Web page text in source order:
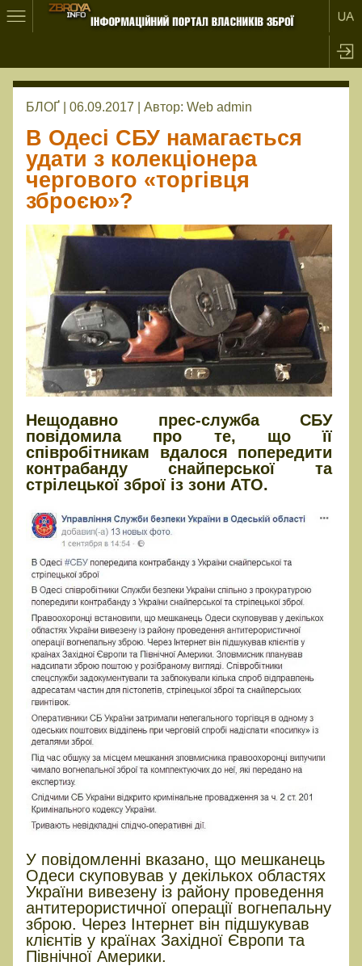
БЛОҐ | 06.09.2017 | Автор: Web admin
В Одесі СБУ намагається
удати з колекціонера
чергового «торгівця
зброєю»?
Нещодавно прес-служба СБУ
повідомила про те, що її
співробітникам вдалося попередити
контрабанду снайперської та
стрілецької зброї із зони АТО.
У повідомленні вказано, що мешканець
Одеси скуповував у декількох областях
України вивезену із району проведення
антитерористичної операції вогнепальну
зброю. Через Інтернет він підшукував
клієнтів у країнах Західної Європи та
Північної Америки.